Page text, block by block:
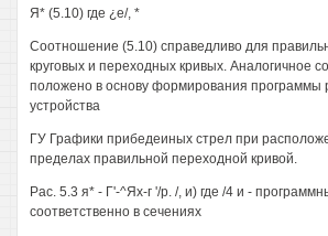
Я* (5.10) где ¿е/, *
Соотношение (5.10) справедливо для
круговых и переходных кривых. Аналогичное
положено в основу формирования программы
устройства
ГУ Графики прибедеиных стрел при
пределах правильной переходной кривой.
Рас. 5.3 я* - Г'-^Ях-г '/р. /, и) где /4 и -
соответственно в сечениях